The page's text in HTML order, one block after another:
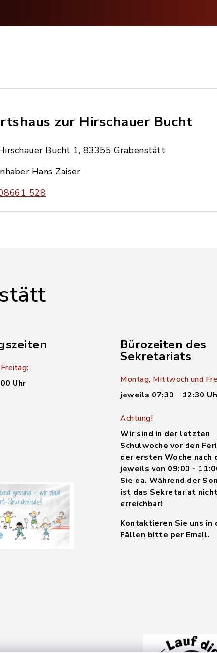
zur Hirschauer Bucht
Bucht 1, 83355 Grabenstätt
Hans Zaiser
528
Uhr
Bürozeiten des
Sekretariats
Montag, Mittwoch und
jeweils 07:30 - 12:30
Achtung!
Wir sind in der letzten
Schulwoche vor den
der ersten Woche nach
jeweils von 09:00 -
Sie da. Während der
ist das Sekretariat
erreichbar!
Kontaktieren Sie uns in
Fällen bitte per Email.